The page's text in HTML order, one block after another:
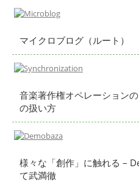
マイクロブログ（ルート）
音楽著作権オペレーション
の扱い方
様々な「創作」に触れる –
て武満徹